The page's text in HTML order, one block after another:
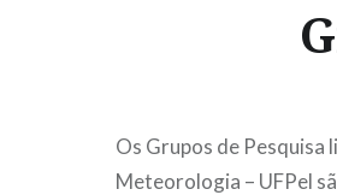
Os Grupos de
Meteorologia – UFPel